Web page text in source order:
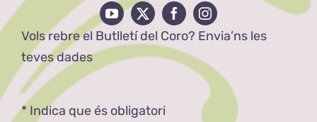
Vols rebre el Butlletí del Coro? Envia’ns les
teves dades
* Indica que és obligatori